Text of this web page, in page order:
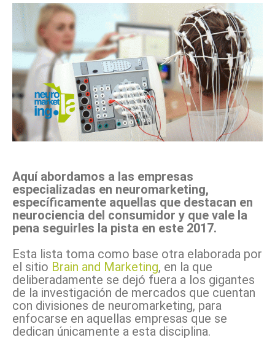
Aquí abordamos a las empresas
especializadas en neuromarketing,
específicamente aquellas que destacan en
neurociencia del consumidor y que vale la
pena seguirles la pista en este 2017.
Esta lista toma como base otra elaborada por
el sitio Brain and Marketing, en la que
deliberadamente se dejó fuera a los gigantes
de la investigación de mercados que cuentan
con divisiones de neuromarketing, para
enfocarse en aquellas empresas que se
dedican únicamente a esta disciplina.